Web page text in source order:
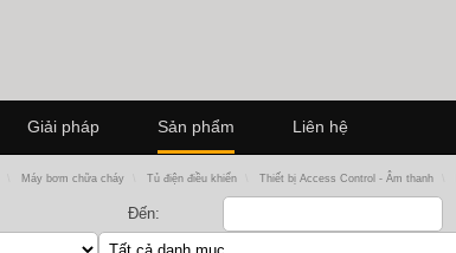
Giải pháp Sản phẩm Liên hệ
Máy bơm chữa cháy Tủ điện điều khiển Thiết bị Access Control - Âm thanh
Đến: